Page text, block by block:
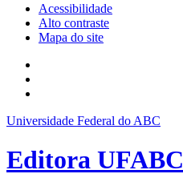
Acessibilidade
Alto contraste
Mapa do site
Universidade Federal do ABC
Editora UFABC